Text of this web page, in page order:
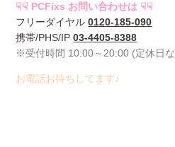
☟☟ PCFixs お問い合わせは ☟☟
フリーダイヤル 0120-185-090
携帯/PHS/IP 03-4405-8388
※受付時間 10:00～20:00 (定休日
お電話お待ちしてます♪